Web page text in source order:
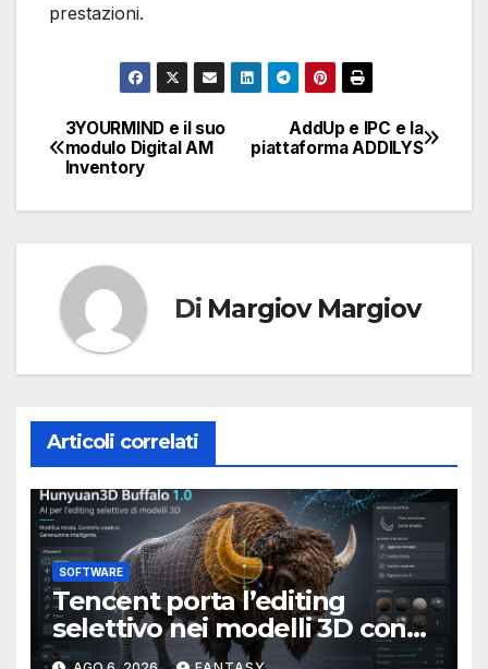
prestazioni.
Navigazione
articoli
AddUp e IPC e la
piattaforma ADDILYS
3YOURMIND e il suo
modulo Digital AM
Inventory
Di Margiov Margiov
Articoli correlati
SOFTWARE
Tencent porta l’editing
selettivo nei modelli 3D con
Hunyuan3D-Buffalo 1.0